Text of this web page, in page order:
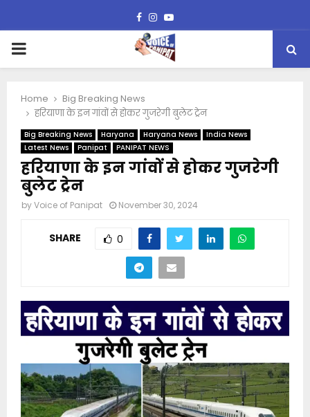
Facebook
Instagram
Youtube
PRIMARY
Home
Big Breaking News
हरियाणा के इन गांवों से होकर गुजरेगी बुलेट ट्रेन
Big Breaking News Haryana Haryana News
India News
Latest News
Panipat PANIPAT NEWS
हरियाणा के इन गांवों से होकर गुजरेगी
बुलेट ट्रेन
byVoice of Panipat November 30, 2024
SHARE 0